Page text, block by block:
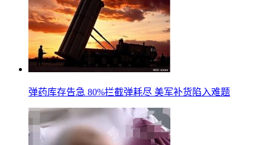
弹药库存告急 80%拦截弹耗尽 美军补货陷入难题